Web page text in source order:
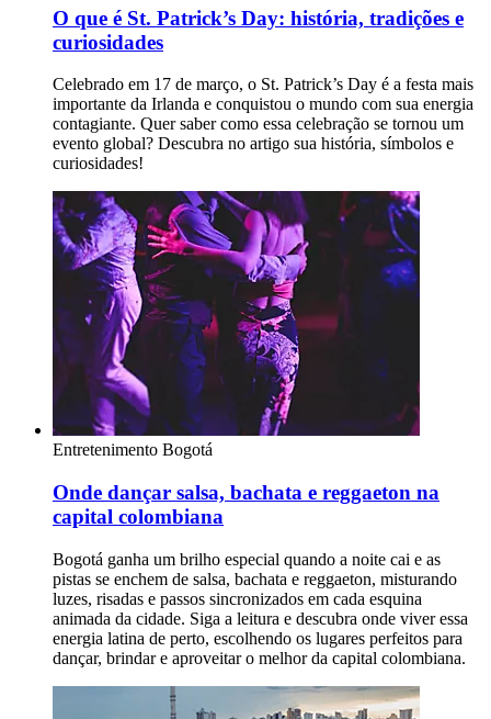
O que é St. Patrick’s Day: história, tradições e
curiosidades
Celebrado em 17 de março, o St. Patrick’s Day é a festa mais
importante da Irlanda e conquistou o mundo com sua energia
contagiante. Quer saber como essa celebração se tornou um
evento global? Descubra no artigo sua história, símbolos e
curiosidades!
Entretenimento Bogotá
Onde dançar salsa, bachata e reggaeton na
capital colombiana
Bogotá ganha um brilho especial quando a noite cai e as
pistas se enchem de salsa, bachata e reggaeton, misturando
luzes, risadas e passos sincronizados em cada esquina
animada da cidade. Siga a leitura e descubra onde viver essa
energia latina de perto, escolhendo os lugares perfeitos para
dançar, brindar e aproveitar o melhor da capital colombiana.